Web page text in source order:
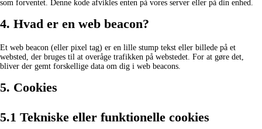
som forventet. Denne kode afvikles enten på vores server eller på din enhed.
4. Hvad er en web beacon?
Et web beacon (eller pixel tag) er en lille stump tekst eller billede på et
websted, der bruges til at overåge trafikken på webstedet. For at gøre det,
bliver der gemt forskellige data om dig i web beacons.
5. Cookies
5.1 Tekniske eller funktionelle cookies